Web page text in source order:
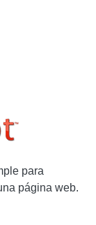
para
página web.